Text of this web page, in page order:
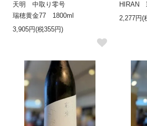
天明 中取り零号
瑞穂黄金77 1800ml
3,905円(税355円)
HIRAN
2,277円(